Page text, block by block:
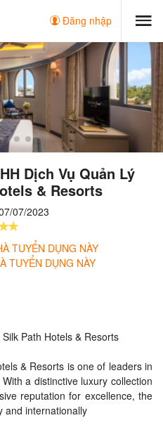
Đăng nhập
Dịch Vụ Quản Lý
& Resorts
07/2023
TUYỂN DỤNG NÀY
TUYỂN DỤNG NÀY
Path Hotels & Resorts
& Resorts is one of leaders in
a distinctive luxury collection
reputation for excellence, the
and internationally